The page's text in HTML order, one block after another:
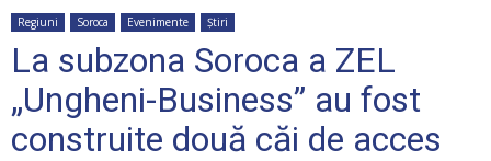
Regiuni Soroca Evenimente Știri
La subzona Soroca a ZEL
„Ungheni-Business” au fost
construite două căi de acces